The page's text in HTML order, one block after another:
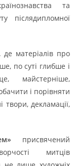
та
післядипломної
де матеріалів про
по суті глибше і
майстерніше,
і порівняти
декламації,
присвячений
митців